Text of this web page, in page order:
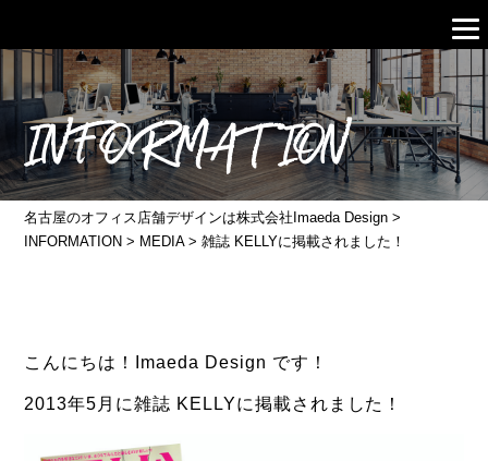
INFORMATION
名古屋のオフィス店舗デザインは株式会社Imaeda Design >
INFORMATION > MEDIA>雑誌 KELLYに掲載されました！
こんにちは！Imaeda Design です！
2013年5月に雑誌 KELLYに掲載されました！